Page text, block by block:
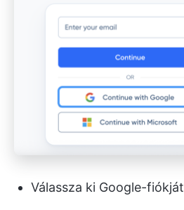
Válassza ki Google-fiókját